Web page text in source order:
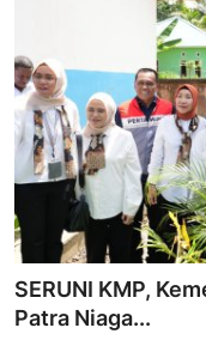
SERUNI KMP,
Patra Niaga...